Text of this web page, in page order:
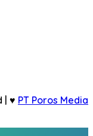
| ♥ PT Poros Media